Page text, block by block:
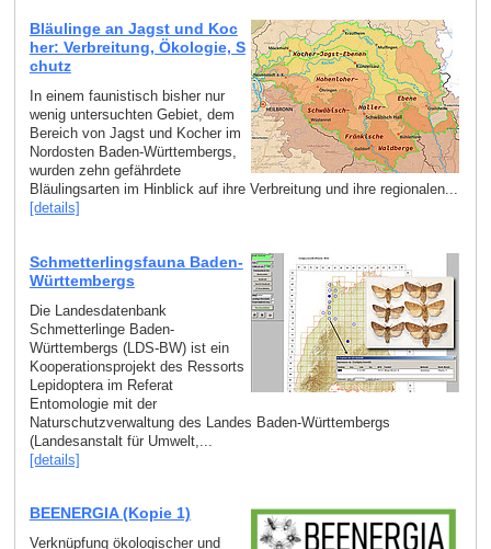
Bläulinge an Jagst und Koc
her: Verbreitung, Ökologie, S
chutz
In einem faunistisch bisher nur
wenig untersuchten Gebiet, dem
Bereich von Jagst und Kocher im
Nordosten Baden-Württembergs,
wurden zehn gefährdete
Bläulingsarten im Hinblick auf ihre Verbreitung und ihre regionalen...
[details]
Schmetterlingsfauna Baden-
Württembergs
Die Landesdatenbank
Schmetterlinge Baden-
Württembergs (LDS-BW) ist ein
Kooperationsprojekt des Ressorts
Lepidoptera im Referat
Entomologie mit der
Naturschutzverwaltung des Landes Baden-Württembergs
(Landesanstalt für Umwelt,...
[details]
BEENERGIA (Kopie 1)
Verknüpfung ökologischer und